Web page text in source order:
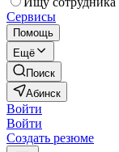
Сервисы
Помощь
Ещё
Поиск
Абинск
Войти
Войти
Создать резюме